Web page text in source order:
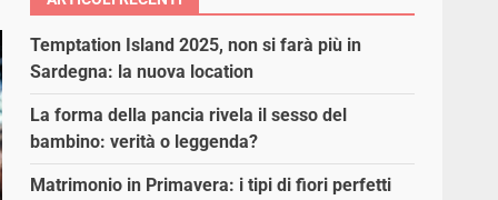
Temptation Island 2025, non si farà più in
Sardegna: la nuova location
La forma della pancia rivela il sesso del
bambino: verità o leggenda?
Matrimonio in Primavera: i tipi di fiori perfetti